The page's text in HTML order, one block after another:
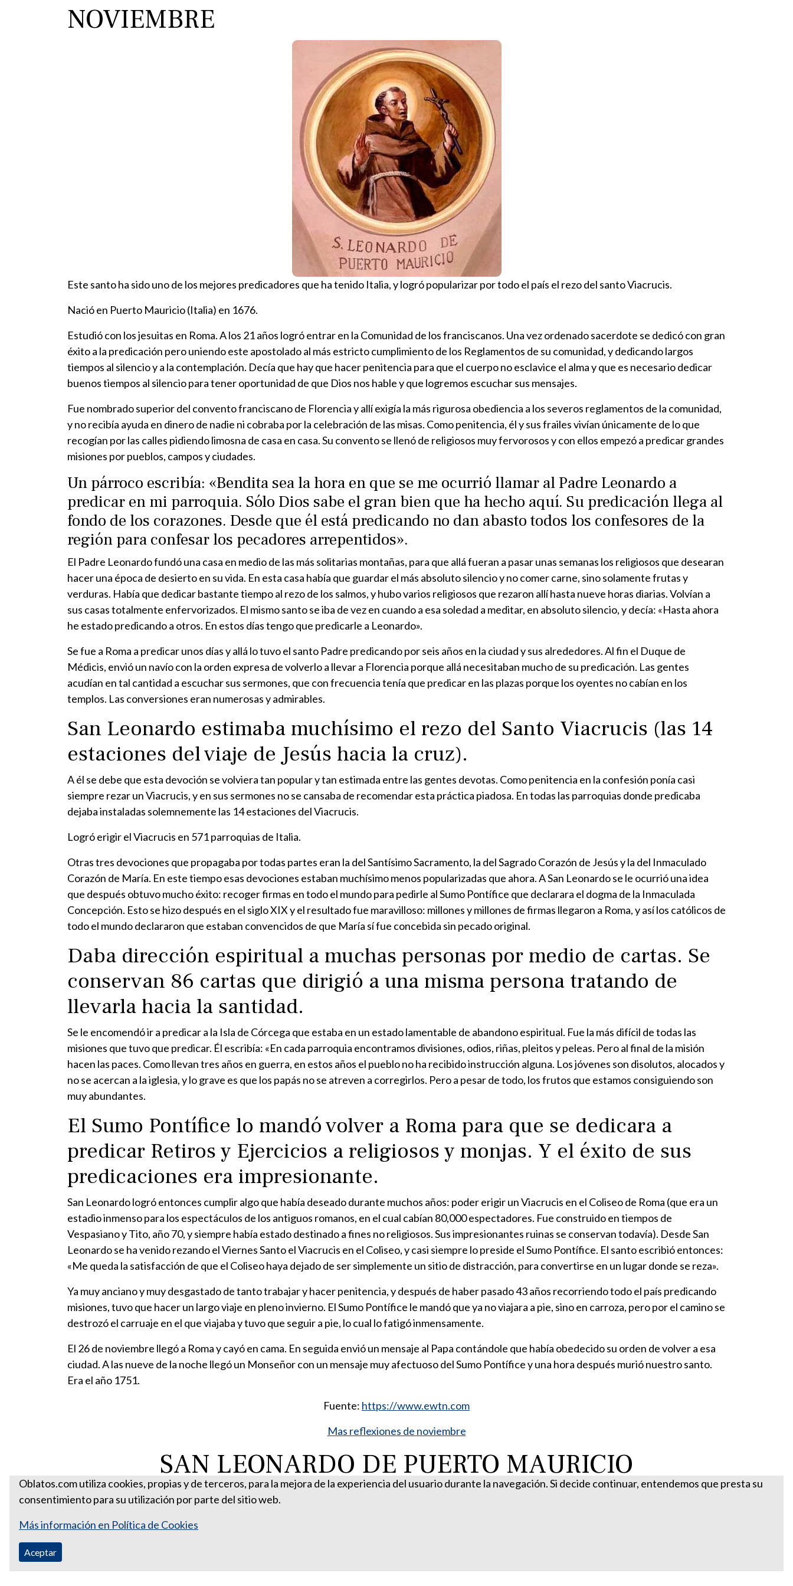
NOVIEMBRE
Este santo ha sido uno de los mejores predicadores que ha tenido Italia, y logró popularizar por todo el país el rezo del santo Viacrucis.
Nació en Puerto Mauricio (Italia) en 1676.
Estudió con los jesuitas en Roma. A los 21 años logró entrar en la Comunidad de los franciscanos. Una vez ordenado sacerdote se dedicó con gran
éxito a la predicación pero uniendo este apostolado al más estricto cumplimiento de los Reglamentos de su comunidad, y dedicando largos
tiempos al silencio y a la contemplación. Decía que hay que hacer penitencia para que el cuerpo no esclavice el alma y que es necesario dedicar
buenos tiempos al silencio para tener oportunidad de que Dios nos hable y que logremos escuchar sus mensajes.
Fue nombrado superior del convento franciscano de Florencia y allí exigía la más rigurosa obediencia a los severos reglamentos de la comunidad,
y no recibía ayuda en dinero de nadie ni cobraba por la celebración de las misas. Como penitencia, él y sus frailes vivían únicamente de lo que
recogían por las calles pidiendo limosna de casa en casa. Su convento se llenó de religiosos muy fervorosos y con ellos empezó a predicar grandes
misiones por pueblos, campos y ciudades.
Un párroco escribía: «Bendita sea la hora en que se me ocurrió llamar al Padre Leonardo a
predicar en mi parroquia. Sólo Dios sabe el gran bien que ha hecho aquí. Su predicación llega al
fondo de los corazones. Desde que él está predicando no dan abasto todos los confesores de la
región para confesar los pecadores arrepentidos».
El Padre Leonardo fundó una casa en medio de las más solitarias montañas, para que allá fueran a pasar unas semanas los religiosos que desearan
hacer una época de desierto en su vida. En esta casa había que guardar el más absoluto silencio y no comer carne, sino solamente frutas y
verduras. Había que dedicar bastante tiempo al rezo de los salmos, y hubo varios religiosos que rezaron allí hasta nueve horas diarias. Volvían a
sus casas totalmente enfervorizados. El mismo santo se iba de vez en cuando a esa soledad a meditar, en absoluto silencio, y decía: «Hasta ahora
he estado predicando a otros. En estos días tengo que predicarle a Leonardo».
Se fue a Roma a predicar unos días y allá lo tuvo el santo Padre predicando por seis años en la ciudad y sus alrededores. Al fin el Duque de
Médicis, envió un navío con la orden expresa de volverlo a llevar a Florencia porque allá necesitaban mucho de su predicación. Las gentes
acudían en tal cantidad a escuchar sus sermones, que con frecuencia tenía que predicar en las plazas porque los oyentes no cabían en los
templos. Las conversiones eran numerosas y admirables.
San Leonardo estimaba muchísimo el rezo del Santo Viacrucis (las 14
estaciones del viaje de Jesús hacia la cruz).
A él se debe que esta devoción se volviera tan popular y tan estimada entre las gentes devotas. Como penitencia en la confesión ponía casi
siempre rezar un Viacrucis, y en sus sermones no se cansaba de recomendar esta práctica piadosa. En todas las parroquias donde predicaba
dejaba instaladas solemnemente las 14 estaciones del Viacrucis.
Logró erigir el Viacrucis en 571 parroquias de Italia.
Otras tres devociones que propagaba por todas partes eran la del Santísimo Sacramento, la del Sagrado Corazón de Jesús y la del Inmaculado
Corazón de María. En este tiempo esas devociones estaban muchísimo menos popularizadas que ahora. A San Leonardo se le ocurrió una idea
que después obtuvo mucho éxito: recoger firmas en todo el mundo para pedirle al Sumo Pontífice que declarara el dogma de la Inmaculada
Concepción. Esto se hizo después en el siglo XIX y el resultado fue maravilloso: millones y millones de firmas llegaron a Roma, y así los católicos de
todo el mundo declararon que estaban convencidos de que María sí fue concebida sin pecado original.
Daba dirección espiritual a muchas personas por medio de cartas. Se
conservan 86 cartas que dirigió a una misma persona tratando de
llevarla hacia la santidad.
Se le encomendó ir a predicar a la Isla de Córcega que estaba en un estado lamentable de abandono espiritual. Fue la más difícil de todas las
misiones que tuvo que predicar. Él escribía: «En cada parroquia encontramos divisiones, odios, riñas, pleitos y peleas. Pero al final de la misión
hacen las paces. Como llevan tres años en guerra, en estos años el pueblo no ha recibido instrucción alguna. Los jóvenes son disolutos, alocados y
no se acercan a la iglesia, y lo grave es que los papás no se atreven a corregirlos. Pero a pesar de todo, los frutos que estamos consiguiendo son
muy abundantes.
El Sumo Pontífice lo mandó volver a Roma para que se dedicara a
predicar Retiros y Ejercicios a religiosos y monjas. Y el éxito de sus
predicaciones era impresionante.
San Leonardo logró entonces cumplir algo que había deseado durante muchos años: poder erigir un Viacrucis en el Coliseo de Roma (que era un
estadio inmenso para los espectáculos de los antiguos romanos, en el cual cabían 80,000 espectadores. Fue construido en tiempos de
Vespasiano y Tito, año 70, y siempre había estado destinado a fines no religiosos. Sus impresionantes ruinas se conservan todavía). Desde San
Leonardo se ha venido rezando el Viernes Santo el Viacrucis en el Coliseo, y casi siempre lo preside el Sumo Pontífice. El santo escribió entonces:
«Me queda la satisfacción de que el Coliseo haya dejado de ser simplemente un sitio de distracción, para convertirse en un lugar donde se reza».
Ya muy anciano y muy desgastado de tanto trabajar y hacer penitencia, y después de haber pasado 43 años recorriendo todo el país predicando
misiones, tuvo que hacer un largo viaje en pleno invierno. El Sumo Pontífice le mandó que ya no viajara a pie, sino en carroza, pero por el camino se
destrozó el carruaje en el que viajaba y tuvo que seguir a pie, lo cual lo fatigó inmensamente.
El 26 de noviembre llegó a Roma y cayó en cama. En seguida envió un mensaje al Papa contándole que había obedecido su orden de volver a esa
ciudad. A las nueve de la noche llegó un Monseñor con un mensaje muy afectuoso del Sumo Pontífice y una hora después murió nuestro santo.
Era el año 1751.
Fuente: https://www.ewtn.com
Mas reflexiones de noviembre
SAN LEONARDO DE PUERTO MAURICIO
Oblatos.com utiliza cookies, propias y de terceros, para la mejora de la experiencia del usuario durante la navegación. Si decide continuar, entendemos que presta su
consentimiento para su utilización por parte del sitio web.
Más información en Política de Cookies
Aceptar